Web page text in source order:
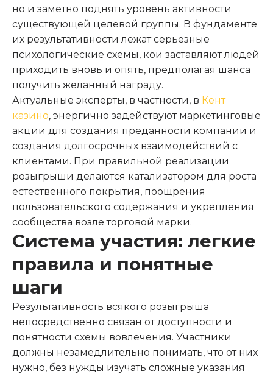
но и заметно поднять уровень активности
существующей целевой группы. В фундаменте
их результативности лежат серьезные
психологические схемы, кои заставляют людей
приходить вновь и опять, предполагая шанса
получить желанный награду.
Актуальные эксперты, в частности, в Кент
казино, энергично задействуют маркетинговые
акции для создания преданности компании и
создания долгосрочных взаимодействий с
клиентами. При правильной реализации
розыгрыши делаются катализатором для роста
естественного покрытия, поощрения
пользовательского содержания и укрепления
сообщества возле торговой марки.
Система участия: легкие
правила и понятные
шаги
Результативность всякого розыгрыша
непосредственно связан от доступности и
понятности схемы вовлечения. Участники
должны незамедлительно понимать, что от них
нужно, без нужды изучать сложные указания